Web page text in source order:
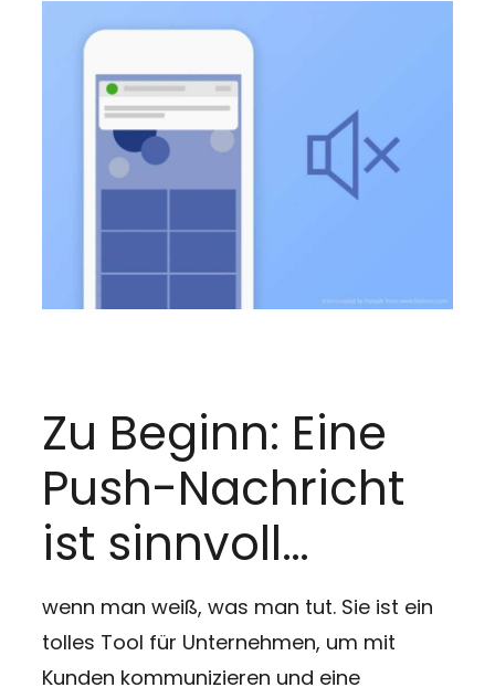
Zu Beginn: Eine
Push-Nachricht
ist sinnvoll…
wenn man weiß, was man tut. Sie ist ein
tolles Tool für Unternehmen, um mit
Kunden kommunizieren und eine